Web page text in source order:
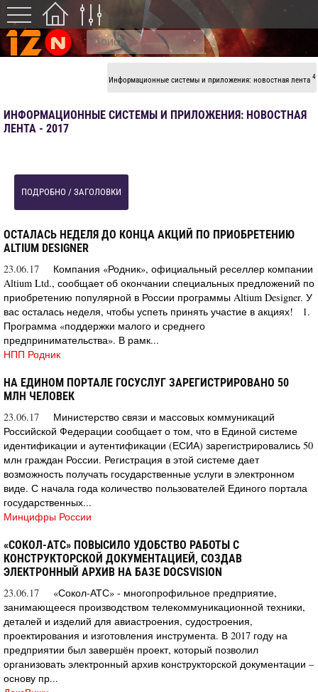
Информационные системы и приложения: новостная лента 4
ИНФОРМАЦИОННЫЕ СИСТЕМЫ И ПРИЛОЖЕНИЯ: НОВОСТНАЯ
ЛЕНТА - 2017
ПОДРОБНО / ЗАГОЛОВКИ
ОСТАЛАСЬ НЕДЕЛЯ ДО КОНЦА АКЦИЙ ПО ПРИОБРЕТЕНИЮ
ALTIUM DESIGNER
23.06.17
Компания «Родник», официальный реселлер компании
Altium Ltd., сообщает об окончании специальных предложений по
приобретению популярной в России программы Altium Designer. У
вас осталась неделя, чтобы успеть принять участие в акциях! 1.
Программа «поддержки малого и среднего
предпринимательства». В рамк...
НПП Родник
НА ЕДИНОМ ПОРТАЛЕ ГОСУСЛУГ ЗАРЕГИСТРИРОВАНО 50
МЛН ЧЕЛОВЕК
23.06.17
Министерство связи и массовых коммуникаций
Российской Федерации сообщает о том, что в Единой системе
идентификации и аутентификации (ЕСИА) зарегистрировались 50
млн граждан России. Регистрация в этой системе дает
возможность получать государственные услуги в электронном
виде. С начала года количество пользователей Единого портала
государственных...
Минцифры России
«СОКОЛ-АТС» ПОВЫСИЛО УДОБСТВО РАБОТЫ С
КОНСТРУКТОРСКОЙ ДОКУМЕНТАЦИЕЙ, СОЗДАВ
ЭЛЕКТРОННЫЙ АРХИВ НА БАЗЕ DOCSVISION
23.06.17
«Сокол-АТС» - многопрофильное предприятие,
занимающееся производством телекоммуникационной техники,
деталей и изделий для авиастроения, судостроения,
проектирования и изготовления инструмента. В 2017 году на
предприятии был завершён проект, который позволил
организовать электронный архив конструкторской документации –
основу пр...